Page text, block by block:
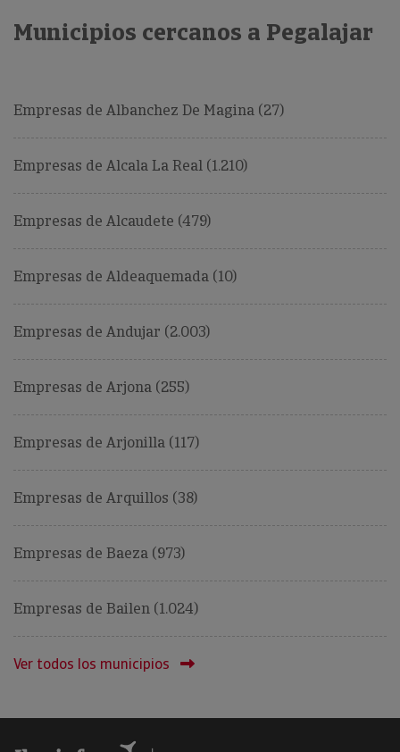
Municipios cercanos a Pegalajar
Empresas de Albanchez De Magina (27)
Empresas de Alcala La Real (1.210)
Empresas de Alcaudete (479)
Empresas de Aldeaquemada (10)
Empresas de Andujar (2.003)
Empresas de Arjona (255)
Empresas de Arjonilla (117)
Empresas de Arquillos (38)
Empresas de Baeza (973)
Empresas de Bailen (1.024)
Ver todos los municipios